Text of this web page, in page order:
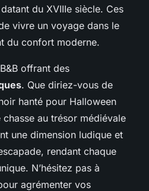
du XVIIIe siècle. Ces
vivre un voyage dans le
du confort moderne.
offrant des
. Que diriez-vous de
hanté pour Halloween
au trésor médiévale
une dimension ludique et
rendant chaque
N’hésitez pas à
agrémenter vos